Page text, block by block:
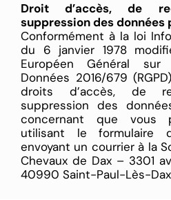
Droit d’accès, de
suppression des données
Conformément à la loi
du 6 janvier 1978
Européen Général
Données 2016/679
droits d’accès, de
suppression des
concernant que vous
utilisant le
envoyant un courrier à la
Chevaux de Dax – 3301
40990 Saint-Paul-Lès-